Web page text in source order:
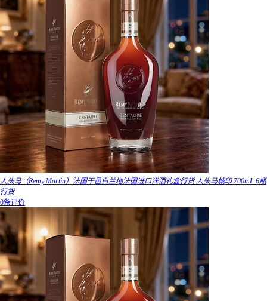
人头马（Remy Martin）法国干邑白兰地法国进口洋酒礼盒行货 人头马城印 700mL 6瓶
行货
0条评价